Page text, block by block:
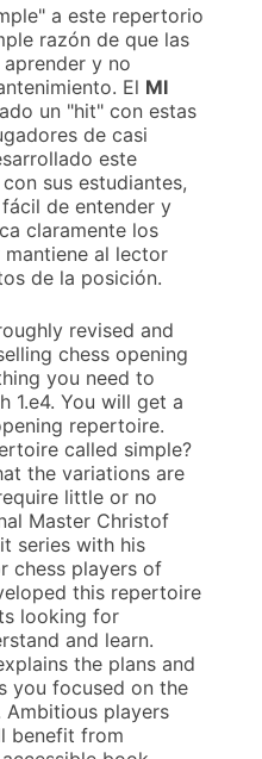
a este repertorio
razón de que las
y no
El MI
un "hit" con estas
de casi
este
sus estudiantes,
de entender y
claramente los
al lector
de la posición.
revised and
chess opening
you need to
1.e4. You will get a
repertoire.
called simple?
the variations are
little or no
Master Christof
series with his
chess players of
this repertoire
looking for
and learn.
the plans and
you focused on the
Ambitious players
benefit from